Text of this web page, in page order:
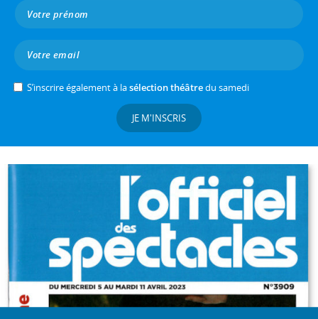
S’inscrire également à lasélection théâtredu samedi
JE M'INSCRIS